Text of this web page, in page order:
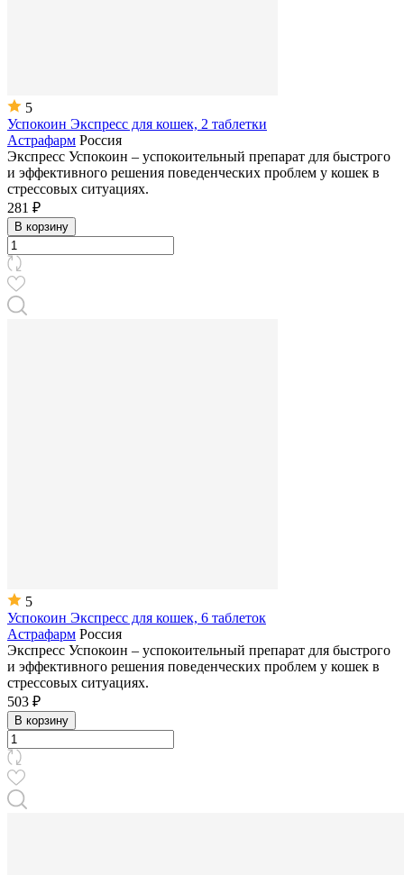
5
Успокоин Экспресс для кошек, 2 таблетки
Астрафарм Россия
Экспресс Успокоин – успокоительный препарат для быстрого
и эффективного решения поведенческих проблем у кошек в
стрессовых ситуациях.
281 ₽
В корзину
5
Успокоин Экспресс для кошек, 6 таблеток
Астрафарм Россия
Экспресс Успокоин – успокоительный препарат для быстрого
и эффективного решения поведенческих проблем у кошек в
стрессовых ситуациях.
503 ₽
В корзину